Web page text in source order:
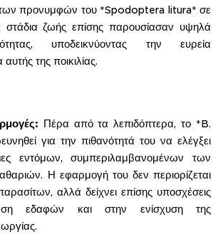
προνυμφών του *Spodoptera litura* σε
ζωής επίσης παρουσίασαν υψηλά
υποδεικνύοντας την ευρεία
της ποικιλίας.
Πέρα από τα λεπιδόπτερα, το *B.
για την πιθανότητά του να ελέγξει
εντόμων, συμπεριλαμβανομένων των
Η εφαρμογή του δεν περιορίζεται
αλλά δείχνει επίσης υποσχέσεις
εδαφών και στην ενίσχυση της